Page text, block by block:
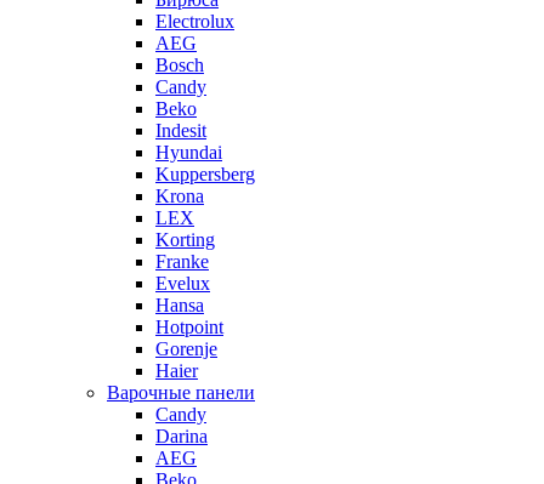
Electrolux
AEG
Bosch
Candy
Beko
Indesit
Hyundai
Kuppersberg
Krona
LEX
Korting
Franke
Evelux
Hansa
Hotpoint
Gorenje
Haier
Варочные панели
Candy
Darina
AEG